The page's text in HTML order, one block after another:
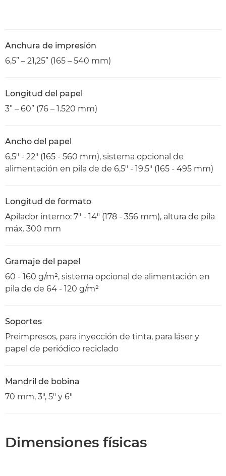
Anchura de impresión
6,5” – 21,25” (165 – 540 mm)
Longitud del papel
3” – 60” (76 – 1.520 mm)
Ancho del papel
6,5" - 22" (165 - 560 mm), sistema opcional de
alimentación en pila de de 6,5" - 19,5" (165 - 495 mm)
Longitud de formato
Apilador interno: 7" - 14" (178 - 356 mm), altura de pila
máx. 300 mm
Gramaje del papel
60 - 160 g/m², sistema opcional de alimentación en
pila de de 64 - 120 g/m²
Soportes
Preimpresos, para inyección de tinta, para láser y
papel de periódico reciclado
Mandril de bobina
70 mm, 3", 5" y 6"
Dimensiones físicas